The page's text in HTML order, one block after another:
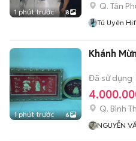
1 phút trước 8
Q. Tân
Tú Uyên
1 phút trước 6
Khánh
Đã sử dụng
Q. Bình
NGUYỄN